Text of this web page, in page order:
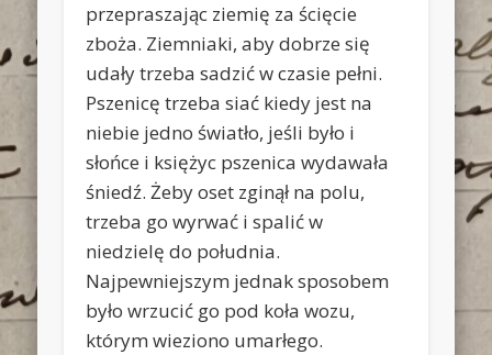
przepraszając ziemię za ścięcie
zboża. Ziemniaki, aby dobrze się
udały trzeba sadzić w czasie pełni.
Pszenicę trzeba siać kiedy jest na
niebie jedno światło, jeśli było i
słońce i księżyc pszenica wydawała
śniedź. Żeby oset zginął na polu,
trzeba go wyrwać i spalić w
niedzielę do południa.
Najpewniejszym jednak sposobem
było wrzucić go pod koła wozu,
którym wieziono umarłego.